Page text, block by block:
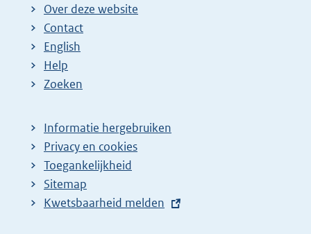
Over deze website
Contact
English
Help
Zoeken
Informatie hergebruiken
Privacy en cookies
Toegankelijkheid
Sitemap
E
Kwetsbaarheid melden